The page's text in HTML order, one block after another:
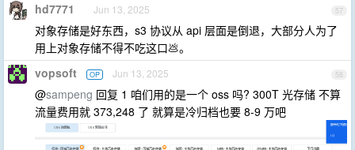
57
hd7771 Jun 13, 2025
对象存储是好东西，s3 协议从 api 层面是倒退，大部分人为了
用上对象存储不得不吃这口💩。
58
vopsoft OP Jun 13, 2025
@sampeng 回复 1 咱们用的是一个 oss 吗? 300T 光存储 不算
流量费用就 373,248 了 就算是冷归档也要 8-9 万吧